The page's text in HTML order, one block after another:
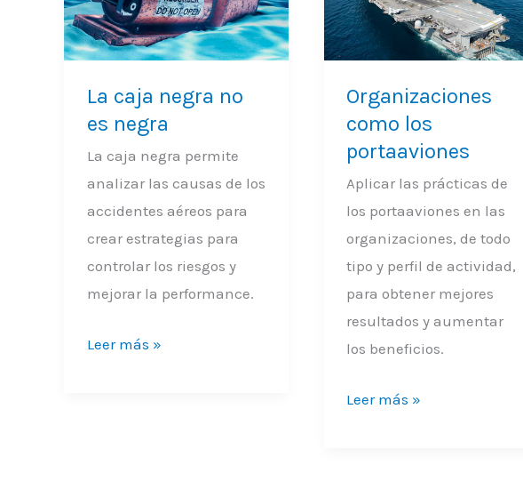
La caja negra no
es negra
La caja negra permite
analizar las causas de los
accidentes aéreos para
crear estrategias para
controlar los riesgos y
mejorar la performance.
caja
negra
no
es
negra
Leer más »
Organizaciones
como los
portaaviones
Aplicar las prácticas de
los portaaviones en las
organizaciones, de todo
tipo y perfil de actividad,
para obtener mejores
resultados y aumentar
los beneficios.
como
los
portaaviones
Leer más »